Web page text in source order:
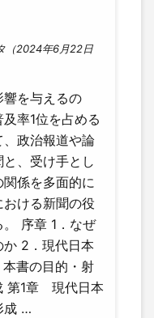
（2024年6月22日
を与えるの
率1位を占める
政治報道や論
、受け手とし
係を多面的に
ける新聞の役
序章 1．なぜ
か 2．現代日本
書の目的・射
第1章 現代日本
成 …